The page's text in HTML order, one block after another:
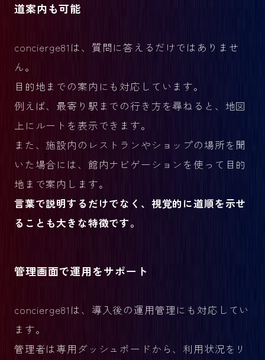
道案内も可能
concierge81は、質問に答えるだけではありませ
ん。
目的地までの案内にも対応しています。
例えば、最寄り駅までの行き方を尋ねると、地図
上にルートを表示できます。
また、施設内のレストランやショップの場所を聞
いた場合には、館内ナビゲーションを使って目的
地まで案内します。
言葉で説明するだけでなく、視覚的に道順を示せ
ることも大きな特徴です。
管理画面で運用をサポート
concierge81は、導入後の運用管理にも対応してい
ます。
管理者は専用ダッシュボードから、利用状況をリ